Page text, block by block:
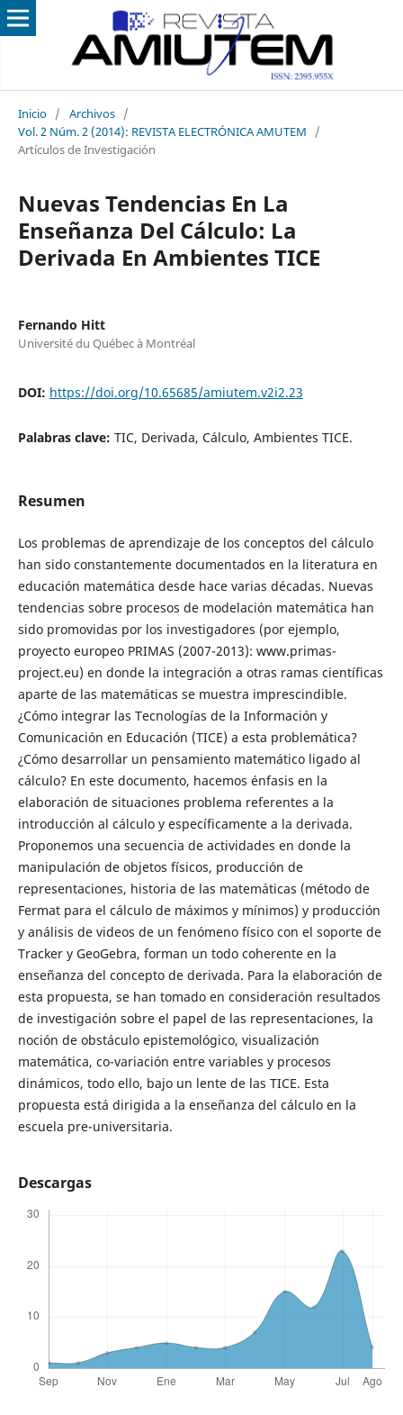
Inicio / Archivos /
Vol. 2 Núm. 2 (2014): REVISTA ELECTRÓNICA AMUTEM
/
Artículos de Investigación
Nuevas Tendencias En La
Enseñanza Del Cálculo: La
Derivada En Ambientes TICE
Fernando Hitt
Université du Québec à Montréal
DOI: https://doi.org/10.65685/amiutem.v2i2.23
Palabras clave: TIC, Derivada, Cálculo, Ambientes TICE.
Resumen
Los problemas de aprendizaje de los conceptos del cálculo
han sido constantemente documentados en la literatura en
educación matemática desde hace varias décadas. Nuevas
tendencias sobre procesos de modelación matemática han
sido promovidas por los investigadores (por ejemplo,
proyecto europeo PRIMAS (2007-2013): www.primas-
project.eu) en donde la integración a otras ramas científicas
aparte de las matemáticas se muestra imprescindible.
¿Cómo integrar las Tecnologías de la Información y
Comunicación en Educación (TICE) a esta problemática?
¿Cómo desarrollar un pensamiento matemático ligado al
cálculo? En este documento, hacemos énfasis en la
elaboración de situaciones problema referentes a la
introducción al cálculo y específicamente a la derivada.
Proponemos una secuencia de actividades en donde la
manipulación de objetos físicos, producción de
representaciones, historia de las matemáticas (método de
Fermat para el cálculo de máximos y mínimos) y producción
y análisis de videos de un fenómeno físico con el soporte de
Tracker y GeoGebra, forman un todo coherente en la
enseñanza del concepto de derivada. Para la elaboración de
esta propuesta, se han tomado en consideración resultados
de investigación sobre el papel de las representaciones, la
noción de obstáculo epistemológico, visualización
matemática, co-variación entre variables y procesos
dinámicos, todo ello, bajo un lente de las TICE. Esta
propuesta está dirigida a la enseñanza del cálculo en la
escuela pre-universitaria.
Descargas